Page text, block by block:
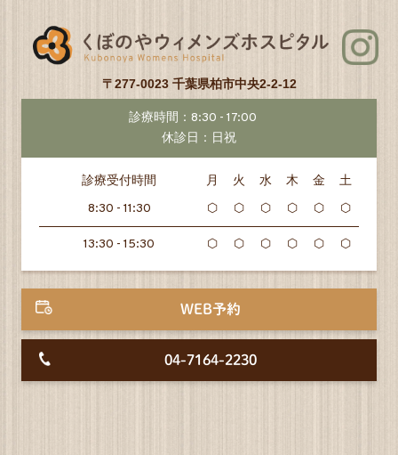
〒277-0023 千葉県柏市中央2-2-12
診療時間：8:30 - 17:00
休診日：日祝
診療受付時間 月 火 水 木 金
土
8:30 - 11:30
⬡ ⬡ ⬡ ⬡ ⬡ ⬡
13:30 - 15:30 ⬡ ⬡ ⬡ ⬡ ⬡ ⬡
WEB予約
04-7164-2230